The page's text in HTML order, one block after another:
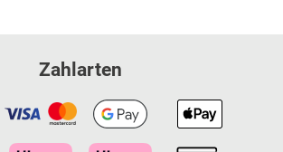
Zahlarten